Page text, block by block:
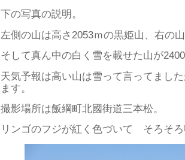
下の写真の説明。
左側の山は高さ2053ｍの黒姫山、右の
そして真ん中の白く雪を載せた山が
天気予報は高い山は雪って言ってまし
ます。
撮影場所は飯綱町北國街道三本松。
リンゴのフジが紅く色づいて そろそ